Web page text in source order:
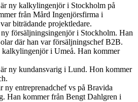
är ny kalkylingenjör i Stockholm på
från Mård Ingenjörsfirma i
biträdande projektledare.
ny försäljningsingenjör i Stockholm. Han
där han var försäljningschef B2B.
kalkylingenjör i Umeå. Han kommer
är ny kundansvarig i Lund. Hon kommer
ny entreprenadchef vs på Bravida
Han kommer från Bengt Dahlgren i